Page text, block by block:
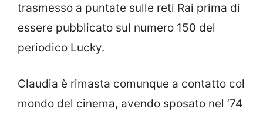
trasmesso a puntate sulle reti Rai prima di
essere pubblicato sul numero 150 del
periodico Lucky.
Claudia è rimasta comunque a contatto col
mondo del cinema, avendo sposato nel ’74